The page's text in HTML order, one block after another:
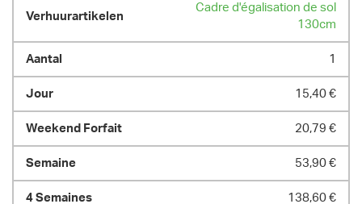
Cadre d'égalisation de sol
130cm
1
15,40 €
20,79 €
53,90 €
138,60 €